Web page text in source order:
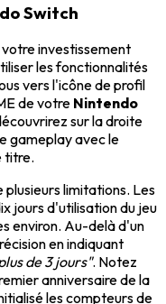
Switch
investissement
les fonctionnalités
vers l'icône de profil
de votre Nintendo
sur la droite
gameplay avec le
titre.
limitations. Les
jours d'utilisation du jeu
environ. Au-delà d'un
en indiquant
de 3 jours". Notez
anniversaire de la
les compteurs de